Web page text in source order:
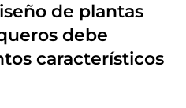
de plantas
debe
característicos